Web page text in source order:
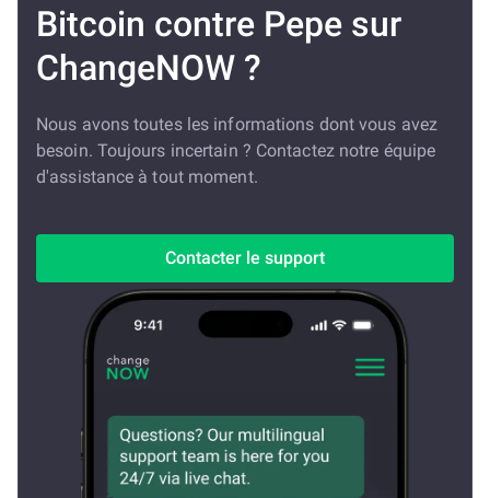
Bitcoin contre Pepe sur
ChangeNOW ?
Nous avons toutes les informations dont vous avez
besoin. Toujours incertain ? Contactez notre équipe
d'assistance à tout moment.
Contacter le support